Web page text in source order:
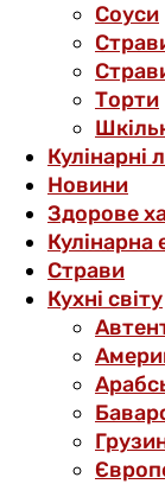
Соуси
Торти
Кулінарні
Новини
Здорове
Кулінарна
Страви
Кухні світу